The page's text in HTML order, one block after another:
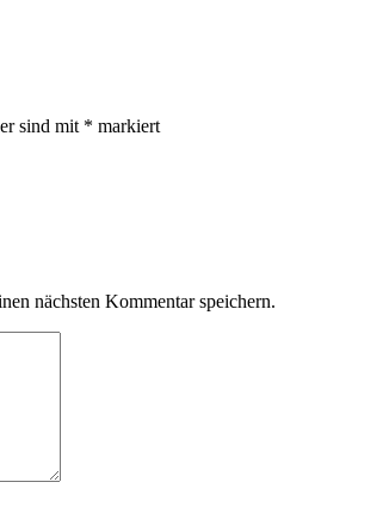
sind mit * markiert
nächsten Kommentar speichern.